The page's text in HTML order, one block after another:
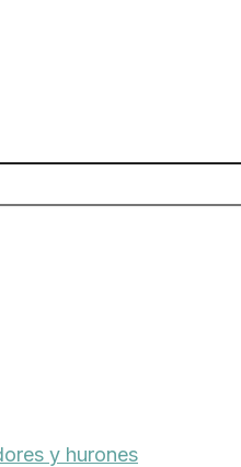
y hurones